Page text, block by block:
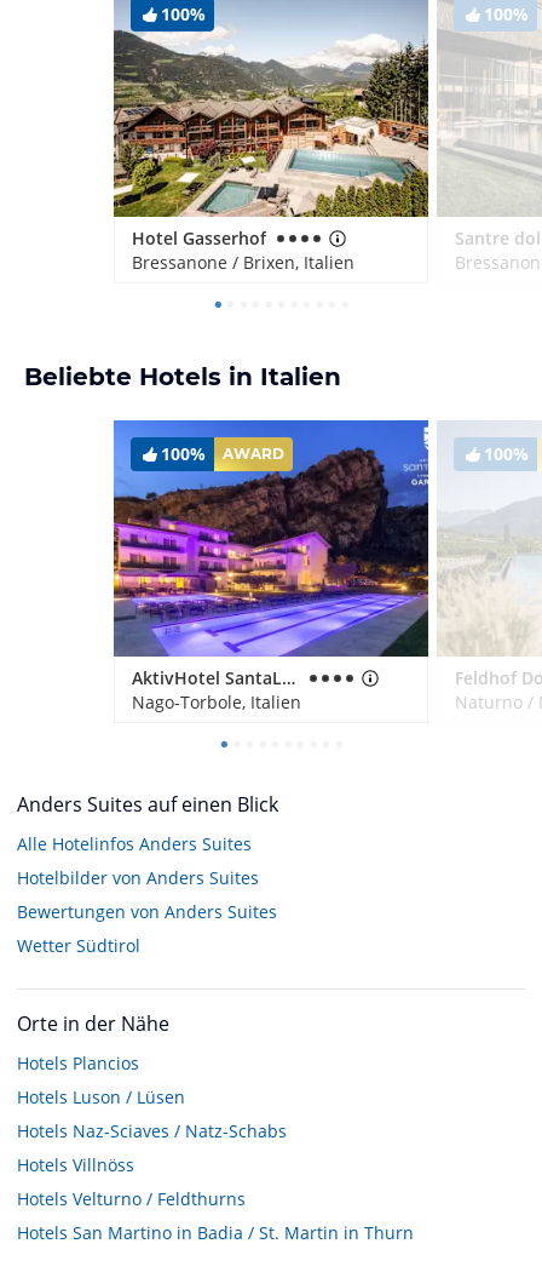
100%
Hotel Gasserhof
Bressanone / Brixen, Italien
100%
Beliebte Hotels in Italien
100% AWARD
AktivHotel SantaLucia
Nago-Torbole, Italien
100%
Naturno /
Anders Suites auf einen Blick
Alle Hotelinfos Anders Suites
Hotelbilder von Anders Suites
Bewertungen von Anders Suites
Wetter Südtirol
Orte in der Nähe
Hotels Plancios
Hotels Luson / Lüsen
Hotels Naz-Sciaves / Natz-Schabs
Hotels Villnöss
Hotels Velturno / Feldthurns
Hotels San Martino in Badia / St. Martin in Thurn